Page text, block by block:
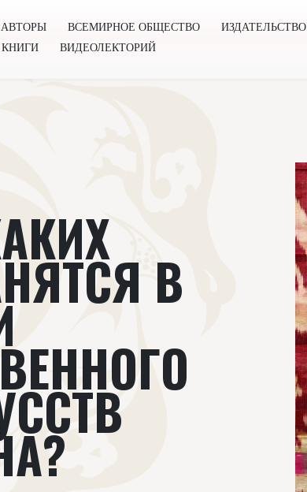
АВТОРЫ ВСЕМИРНОЕ ОБЩЕСТВО ИЗДАТЕЛЬСТВО
КНИГИ ВИДЕОЛЕКТОРИЙ
В